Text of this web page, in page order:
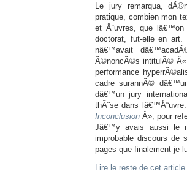
Le jury remarqua,
pratique, combien mon
et Å“uvres, que
doctorat, fut-elle en
nâ€™avait
Ã©noncÃ©s intitulÃ©
performance
cadre surannÃ©
dâ€™un jury
thÃ¨se dans
Inconclusion Â», pour
Jâ€™y avais aussi le
improbable discours de
pages que finalement je
Lire le reste de cet article